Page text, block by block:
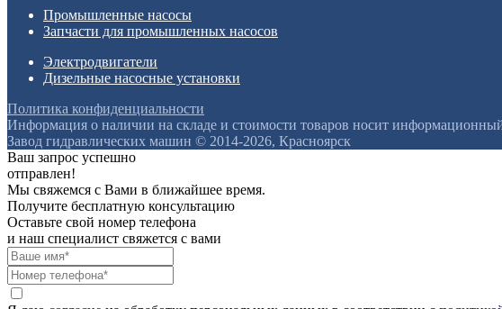
Промышленные насосы
Запчасти для промышленных насосов
Электродвигатели
Дизельные насосные установки
Политика конфиденциальности
Информация о наличии на складе и стоимости товаров носит
Завод гидравлических машин © 2014-2026, Красноярск
Ваш запрос успешно
отправлен!
Мы свяжемся с Вами в ближайшее время.
Получите бесплатную консультацию
Оставьте свой номер телефона
и наш специалист свяжется с вами